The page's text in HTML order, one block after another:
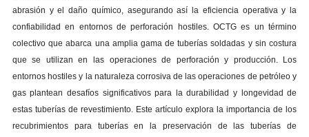
abrasión y el daño químico, asegurando así la eficiencia operativa y la
confiabilidad en entornos de perforación hostiles. OCTG es un término
colectivo que abarca una amplia gama de tuberías soldadas y sin costura
que se utilizan en las operaciones de perforación y producción. Los
entornos hostiles y la naturaleza corrosiva de las operaciones de petróleo y
gas plantean desafíos significativos para la durabilidad y longevidad de
estas tuberías de revestimiento. Este artículo explora la importancia de los
recubrimientos para tuberías en la preservación de las tuberías de